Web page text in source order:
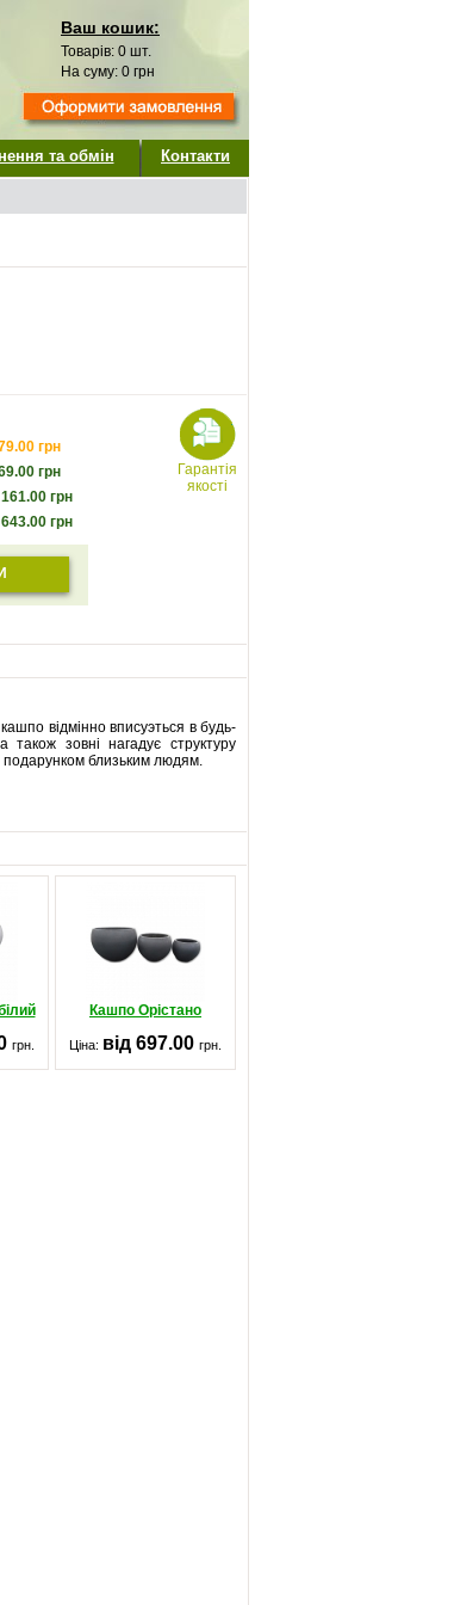
Ваш кошик:
Товарів: 0 шт.
На суму: 0 грн
та обмін Контакти
грн
грн
грн
грн
Гарантія
якості
відмінно вписуэться в будь-
зовні нагадує структуру
близьким людям.
Кашпо Орістано
грн. Ціна: від 697.00 грн.